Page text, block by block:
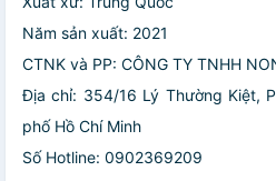
Năm sản xuất: 2021
CTNK và PP: CÔNG TY TNHH
Địa chỉ: 354/16 Lý Thường Kiệt,
phố Hồ Chí Minh
Số Hotline: 0902369209